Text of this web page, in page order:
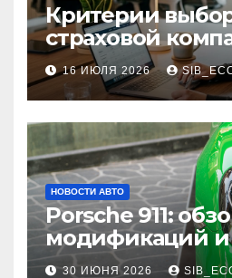
Критерии
страховой
году:
реальные
выплатах
16 ИЮЛЯ 2026
НОВОСТИ АВТО
Porsche 911:
модификаций и
характеристики
30 ИЮНЯ 2026